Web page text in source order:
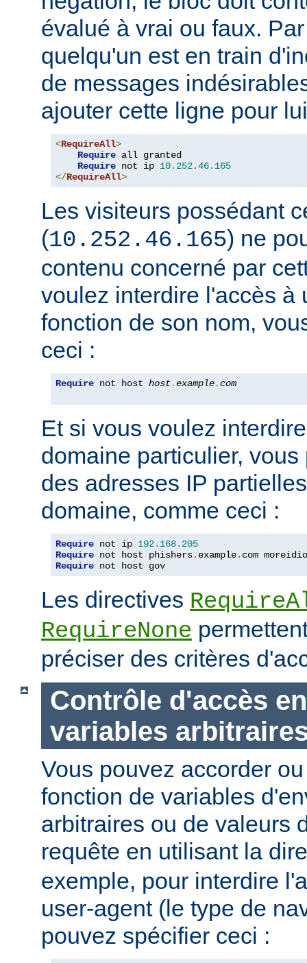
évalué à vrai ou faux.
quelqu'un est en train
de messages
ajouter cette ligne pour
<RequireAll>
Require all granted
Require not ip 10.252.46.165
</RequireAll>
Les visiteurs possédant
(10.252.46.165) ne
contenu concerné par
voulez interdire l'accès à
fonction de son nom,
ceci :
Require not host host.example.com
Et si vous voulez
domaine particulier,
des adresses IP
domaine, comme ceci :
Require not ip 192.168. 205
Require not host phishers. example. com
Require not host gov
Les directives
RequireNone
préciser des critères
Contrôle d'accès
variables
Vous pouvez accorder
fonction de variables
arbitraires ou de valeurs
requête en utilisant la
exemple, pour interdire
user-agent (le type de
pouvez spécifier ceci :